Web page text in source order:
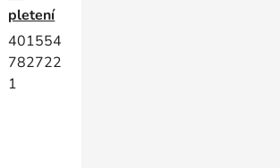
pletení
401554
782722
1